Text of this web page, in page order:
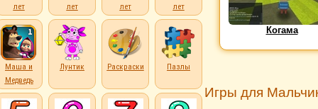
лет
лет
лет
лет
Маша и
Медведь
Лунтик Раскраски Пазлы
Когама
Игры для